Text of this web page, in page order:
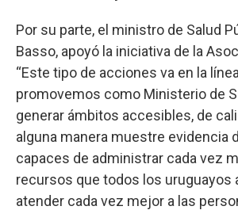
Por su parte, el ministro de Salud
Basso, apoyó la iniciativa de la
“Este tipo de acciones va en la
promovemos como Ministerio de
generar ámbitos accesibles, de
alguna manera muestre evidencia
capaces de administrar cada vez
recursos que todos los uruguayos
atender cada vez mejor a las